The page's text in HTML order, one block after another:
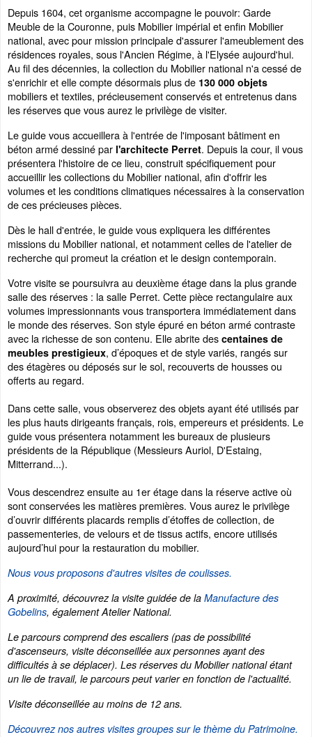
Depuis 1604, cet organisme accompagne le pouvoir: Garde
Meuble de la Couronne, puis Mobilier impérial et enfin Mobilier
national, avec pour mission principale d'assurer l'ameublement des
résidences royales, sous l'Ancien Régime, à l'Elysée aujourd'hui.
Au fil des décennies, la collection du Mobilier national n'a cessé de
s'enrichir et elle compte désormais plus de 130 000 objets
mobiliers et textiles, précieusement conservés et entretenus dans
les réserves que vous aurez le privilège de visiter.
Le guide vous accueillera à l'entrée de l'imposant bâtiment en
béton armé dessiné par l'architecte Perret. Depuis la cour, il vous
présentera l'histoire de ce lieu, construit spécifiquement pour
accueillir les collections du Mobilier national, afin d'offrir les
volumes et les conditions climatiques nécessaires à la conservation
de ces précieuses pièces.
Dès le hall d'entrée, le guide vous expliquera les différentes
missions du Mobilier national, et notamment celles de l'atelier de
recherche qui promeut la création et le design contemporain.
Votre visite se poursuivra au deuxième étage dans la plus grande
salle des réserves : la salle Perret. Cette pièce rectangulaire aux
volumes impressionnants vous transportera immédiatement dans
le monde des réserves. Son style épuré en béton armé contraste
avec la richesse de son contenu. Elle abrite des centaines de
meubles prestigieux, d’époques et de style variés, rangés sur
des étagères ou déposés sur le sol, recouverts de housses ou
offerts au regard.
Dans cette salle, vous observerez des objets ayant été utilisés par
les plus hauts dirigeants français, rois, empereurs et présidents. Le
guide vous présentera notamment les bureaux de plusieurs
présidents de la République (Messieurs Auriol, D'Estaing,
Mitterrand...).
Vous descendrez ensuite au 1er étage dans la réserve active où
sont conservées les matières premières. Vous aurez le privilège
d’ouvrir différents placards remplis d’étoffes de collection, de
passementeries, de velours et de tissus actifs, encore utilisés
aujourd’hui pour la restauration du mobilier.
Nous vous proposons d'autres visites de coulisses.
A proximité, découvrez la visite guidée de la Manufacture des
Gobelins, également Atelier National.
Le parcours comprend des escaliers (pas de possibilité
d'ascenseurs, visite déconseillée aux personnes ayant des
difficultés à se déplacer). Les réserves du Mobilier national étant
un lie de travail, le parcours peut varier en fonction de l'actualité.
Visite déconseillée au moins de 12 ans.
Découvrez nos autres visites groupes sur le thème du Patrimoine.